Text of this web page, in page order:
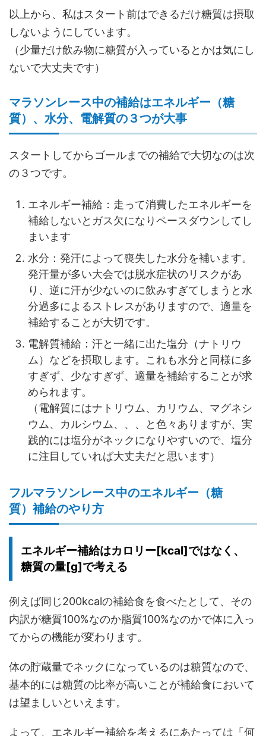
以上から、私はスタート前はできるだけ糖質は摂取
しないようにしています。
（少量だけ飲み物に糖質が入っているとかは気にし
ないで大丈夫です）
マラソンレース中の補給はエネルギー（糖
質）、水分、電解質の３つが大事
スタートしてからゴールまでの補給で大切なのは次
の３つです。
エネルギー補給：走って消費したエネルギーを
補給しないとガス欠になりペースダウンしてし
まいます
水分：発汗によって喪失した水分を補います。
発汗量が多い大会では脱水症状のリスクがあ
り、逆に汗が少ないのに飲みすぎてしまうと水
分過多によるストレスがありますので、適量を
補給することが大切です。
電解質補給：汗と一緒に出た塩分（ナトリウ
ム）などを摂取します。これも水分と同様に多
すぎず、少なすぎず、適量を補給することが求
められます。
（電解質にはナトリウム、カリウム、マグネシ
ウム、カルシウム、、、と色々ありますが、実
践的には塩分がネックになりやすいので、塩分
に注目していれば大丈夫だと思います）
フルマラソンレース中のエネルギー（糖
質）補給のやり方
エネルギー補給はカロリー[kcal]ではなく、
糖質の量[g]で考える
例えば同じ200kcalの補給食を食べたとして、その
内訳が糖質100%なのか脂質100%なのかで体に入っ
てからの機能が変わります。
体の貯蔵量でネックになっているのは糖質なので、
基本的には糖質の比率が高いことが補給食において
は望ましいといえます。
よって、エネルギー補給を考えるにあたっては「何